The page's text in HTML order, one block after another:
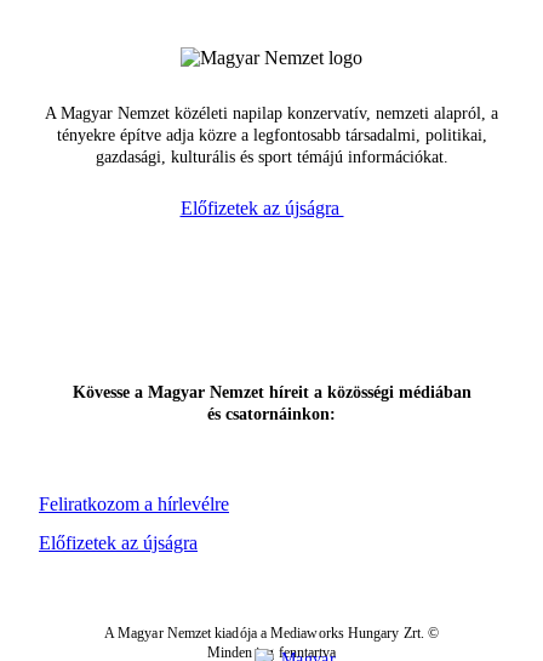
A Magyar Nemzet közéleti napilap konzervatív, nemzeti alapról, a
tényekre építve adja közre a legfontosabb társadalmi, politikai,
gazdasági, kulturális és sport témájú információkat.
Előfizetek az újságra
Feliratkozom a hírlevélre
Kövesse a Magyar Nemzet híreit a közösségi médiában
és csatornáinkon:
Előfizetek az újságra
A Magyar Nemzet kiadója a Mediaworks Hungary Zrt. ©
Minden jog fenntartva